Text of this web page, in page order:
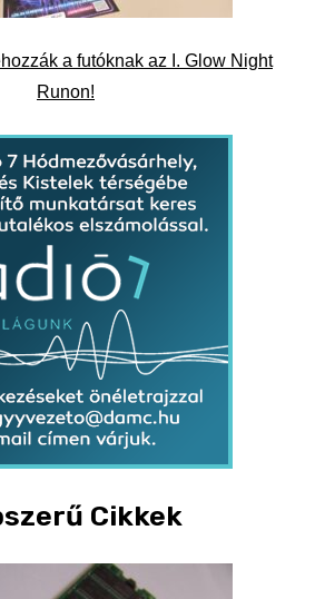
a futóknak az I. Glow Night
Runon!
Cikkek